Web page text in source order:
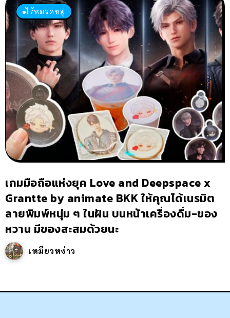
ไร้หมวดหมู่
เกมมือถือแห่งยุค Love and Deepspace x
Grantte by animate BKK ให้คุณได้เนรมิต
ลายพิมพ์หนุ่ม ๆ ในฝัน บนหน้าเครื่องดื่ม-ของ
หวาน มีของสะสมด้วยนะ
เหมียวหง่าว